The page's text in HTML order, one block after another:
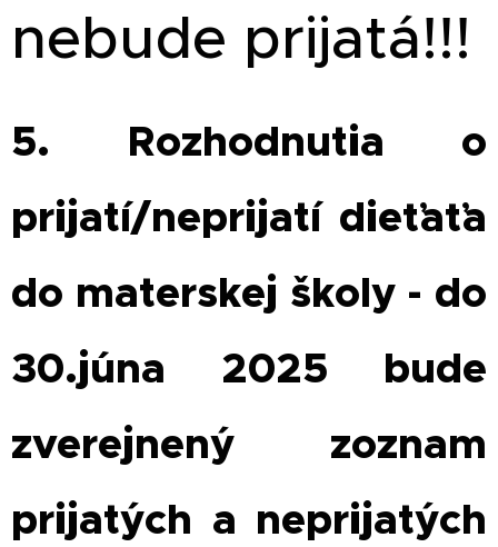
nebude prijatá!!!
5. Rozhodnutia o
prijatí/neprijatí dieťaťa
do materskej školy - do
30.júna 2025 bude
zverejnený zoznam
prijatých a neprijatých